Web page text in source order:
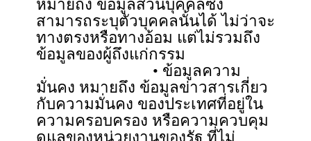
หมายถึง ข้อมูลส่วนบุคคลซึ่ง
สามารถระบุตัวบุคคลนั้นได้ ไม่ว่าจะ
ทางตรงหรือทางอ้อม แต่ไม่รวมถึง
ข้อมูลของผู้ถึงแก่กรรม
• ข้อมูลความ
มั่นคง หมายถึง ข้อมูลข่าวสารเกี่ยว
กับความมั่นคง ของประเทศที่อยู่ใน
ความครอบครอง หรือความควบคุม
ดูแลของหน่วยงานของรัฐ ที่ไม่